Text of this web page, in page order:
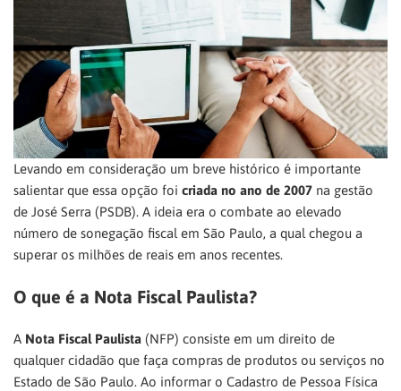
Levando em consideração um breve histórico é importante
salientar que essa opção foi criada no ano de 2007 na gestão
de José Serra (PSDB). A ideia era o combate ao elevado
número de sonegação fiscal em São Paulo, a qual chegou a
superar os milhões de reais em anos recentes.
O que é a Nota Fiscal Paulista?
A Nota Fiscal Paulista (NFP) consiste em um direito de
qualquer cidadão que faça compras de produtos ou serviços no
Estado de São Paulo. Ao informar o Cadastro de Pessoa Física